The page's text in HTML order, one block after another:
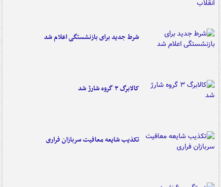
شرط جدید برای بازنشستگی اعلام شد
کالابرگ ۳ گروه شارژ شد
تکذیب شایعه معافیت سربازان فراری